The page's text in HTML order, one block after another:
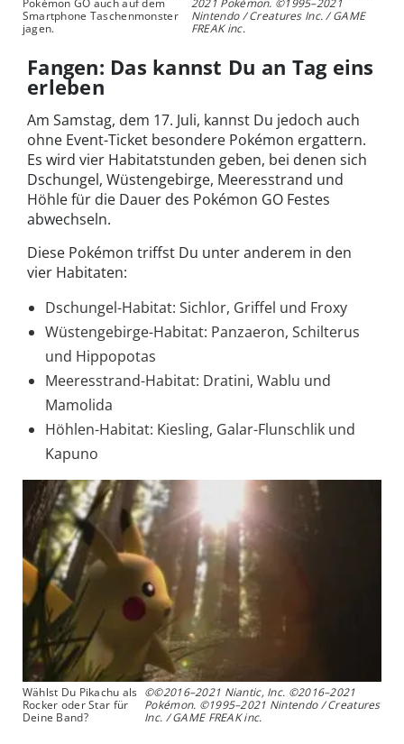
Pokémon GO auch auf dem
Smartphone Taschenmonster
jagen.
2021 Pokémon. ©1995–2021
Nintendo / Creatures Inc. / GAME
FREAK inc.
Fangen: Das kannst Du an Tag eins
erleben
Am Samstag, dem 17. Juli, kannst Du jedoch auch
ohne Event-Ticket besondere Pokémon ergattern.
Es wird vier Habitatstunden geben, bei denen sich
Dschungel, Wüstengebirge, Meeresstrand und
Höhle für die Dauer des Pokémon GO Festes
abwechseln.
Diese Pokémon triffst Du unter anderem in den
vier Habitaten:
Dschungel-Habitat: Sichlor, Griffel und Froxy
Wüstengebirge-Habitat: Panzaeron, Schilterus
und Hippopotas
Meeresstrand-Habitat: Dratini, Wablu und
Mamolida
Höhlen-Habitat: Kiesling, Galar-Flunschlik und
Kapuno
Wählst Du Pikachu als
Rocker oder Star für
Deine Band?
©©2016–2021 Niantic, Inc. ©2016–2021
Pokémon. ©1995–2021 Nintendo / Creatures
Inc. / GAME FREAK inc.